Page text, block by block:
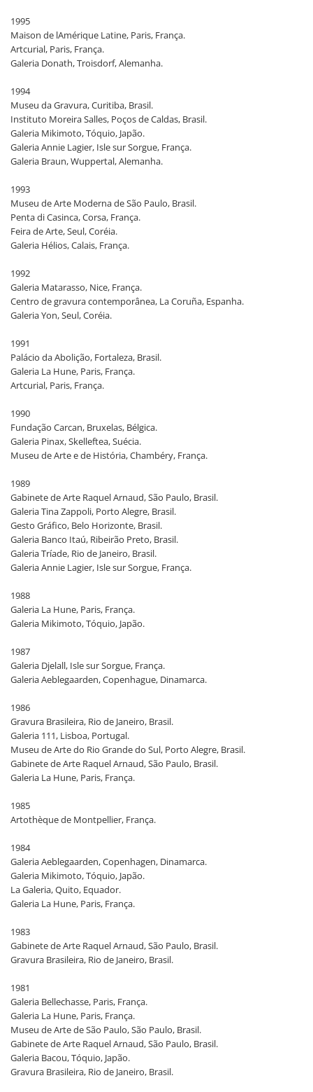
1995
Maison de lAmérique Latine, Paris, França.
Artcurial, Paris, França.
Galeria Donath, Troisdorf, Alemanha.
1994
Museu da Gravura, Curitiba, Brasil.
Instituto Moreira Salles, Poços de Caldas, Brasil.
Galeria Mikimoto, Tóquio, Japão.
Galeria Annie Lagier, Isle sur Sorgue, França.
Galeria Braun, Wuppertal, Alemanha.
1993
Museu de Arte Moderna de São Paulo, Brasil.
Penta di Casinca, Corsa, França.
Feira de Arte, Seul, Coréia.
Galeria Hélios, Calais, França.
1992
Galeria Matarasso, Nice, França.
Centro de gravura contemporânea, La Coruña, Espanha.
Galeria Yon, Seul, Coréia.
1991
Palácio da Abolição, Fortaleza, Brasil.
Galeria La Hune, Paris, França.
Artcurial, Paris, França.
1990
Fundação Carcan, Bruxelas, Bélgica.
Galeria Pinax, Skelleftea, Suécia.
Museu de Arte e de História, Chambéry, França.
1989
Gabinete de Arte Raquel Arnaud, São Paulo, Brasil.
Galeria Tina Zappoli, Porto Alegre, Brasil.
Gesto Gráfico, Belo Horizonte, Brasil.
Galeria Banco Itaú, Ribeirão Preto, Brasil.
Galeria Tríade, Rio de Janeiro, Brasil.
Galeria Annie Lagier, Isle sur Sorgue, França.
1988
Galeria La Hune, Paris, França.
Galeria Mikimoto, Tóquio, Japão.
1987
Galeria Djelall, Isle sur Sorgue, França.
Galeria Aeblegaarden, Copenhague, Dinamarca.
1986
Gravura Brasileira, Rio de Janeiro, Brasil.
Galeria 111, Lisboa, Portugal.
Museu de Arte do Rio Grande do Sul, Porto Alegre, Brasil.
Gabinete de Arte Raquel Arnaud, São Paulo, Brasil.
Galeria La Hune, Paris, França.
1985
Artothèque de Montpellier, França.
1984
Galeria Aeblegaarden, Copenhagen, Dinamarca.
Galeria Mikimoto, Tóquio, Japão.
La Galeria, Quito, Equador.
Galeria La Hune, Paris, França.
1983
Gabinete de Arte Raquel Arnaud, São Paulo, Brasil.
Gravura Brasileira, Rio de Janeiro, Brasil.
1981
Galeria Bellechasse, Paris, França.
Galeria La Hune, Paris, França.
Museu de Arte de São Paulo, São Paulo, Brasil.
Gabinete de Arte Raquel Arnaud, São Paulo, Brasil.
Galeria Bacou, Tóquio, Japão.
Gravura Brasileira, Rio de Janeiro, Brasil.